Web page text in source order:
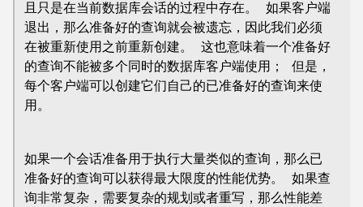
且只是在当前数据库会话的过程中存在。 如果客户端
退出，那么准备好的查询就会被遗忘，因此我们必须
在被重新使用之前重新创建。 这也意味着一个准备好
的查询不能被多个同时的数据库客户端使用； 但是，
每个客户端可以创建它们自己的已准备好的查询来使
用。
如果一个会话准备用于执行大量类似的查询，那么已
准备好的查询可以获得最大限度的性能优势。 如果查
询非常复杂，需要复杂的规划或者重写，那么性能差